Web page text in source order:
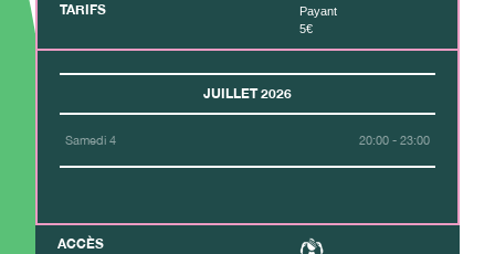
TARIFS
Payant
5€
JUILLET 2026
Samedi 4 20:00 - 23:00
ACCÈS